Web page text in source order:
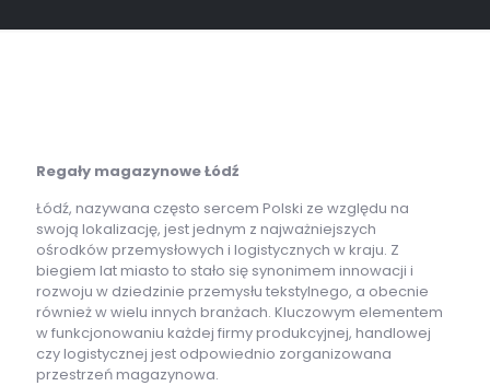
Regały magazynowe Łódź
Łódź, nazywana często sercem Polski ze względu na
swoją lokalizację, jest jednym z najważniejszych
ośrodków przemysłowych i logistycznych w kraju. Z
biegiem lat miasto to stało się synonimem innowacji i
rozwoju w dziedzinie przemysłu tekstylnego, a obecnie
również w wielu innych branżach. Kluczowym elementem
w funkcjonowaniu każdej firmy produkcyjnej, handlowej
czy logistycznej jest odpowiednio zorganizowana
przestrzeń magazynowa.